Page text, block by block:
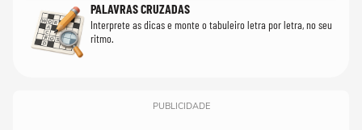
PALAVRAS CRUZADAS
Interprete as dicas e monte o tabuleiro letra por letra, no seu
ritmo.
PUBLICIDADE